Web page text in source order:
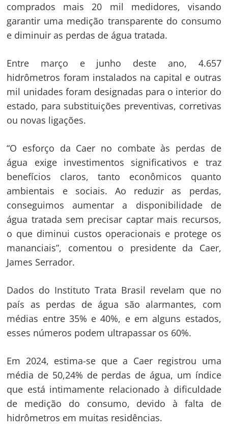
comprados mais 20 mil medidores, visando
garantir uma medição transparente do consumo
e diminuir as perdas de água tratada.
Entre março e junho deste ano, 4.657
hidrômetros foram instalados na capital e outras
mil unidades foram designadas para o interior do
estado, para substituições preventivas, corretivas
ou novas ligações.
“O esforço da Caer no combate às perdas de
água exige investimentos significativos e traz
benefícios claros, tanto econômicos quanto
ambientais e sociais. Ao reduzir as perdas,
conseguimos aumentar a disponibilidade de
água tratada sem precisar captar mais recursos,
o que diminui custos operacionais e protege os
mananciais”, comentou o presidente da Caer,
James Serrador.
Dados do Instituto Trata Brasil revelam que no
país as perdas de água são alarmantes, com
médias entre 35% e 40%, e em alguns estados,
esses números podem ultrapassar os 60%.
Em 2024, estima-se que a Caer registrou uma
média de 50,24% de perdas de água, um índice
que está intimamente relacionado à dificuldade
de medição do consumo, devido à falta de
hidrômetros em muitas residências.